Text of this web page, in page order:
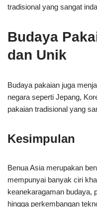
tradisional yang sangat
Budaya
dan Unik
Budaya pakaian juga
negara seperti Jepang,
pakaian tradisional yang
Kesimpulan
Benua Asia merupakan
mempunyai banyak ciri
keanekaragaman budaya,
hingga perkembangan